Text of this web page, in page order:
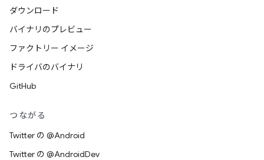
ダウンロード
バイナリのプレビュー
ファクトリー イメージ
ドライバのバイナリ
GitHub
つながる
Twitter の @Android
Twitter の @AndroidDev